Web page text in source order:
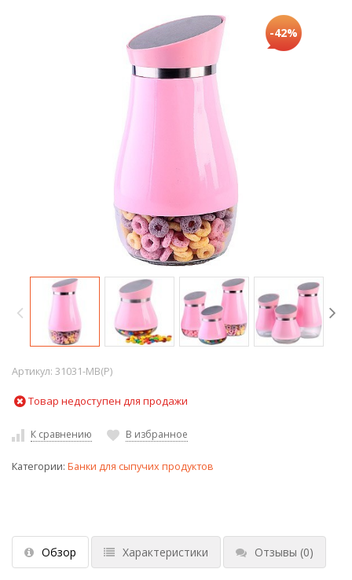
-42%
Артикул: 31031-MB(P)
Товар недоступен для продажи
К сравнению В избранное
Категории: Банки для сыпучих продуктов
Обзор Характеристики Отзывы (0)